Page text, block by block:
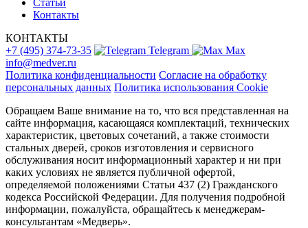
Контакты
КОНТАКТЫ
+7 (495) 374-73-35
Telegram
Max
info@medver.ru
Политика конфиденциальности Согласие на обработку
персональных данных Политика использования Cookie
Обращаем Ваше внимание на то, что вся представленная на
сайте информация, касающаяся комплектаций, технических
характеристик, цветовых сочетаний, а также стоимости
стальных дверей, сроков изготовления и сервисного
обслуживания носит информационный характер и ни при
каких условиях не является публичной офертой,
определяемой положениями Статьи 437 (2) Гражданского
кодекса Российской Федерации. Для получения подробной
информации, пожалуйста, обращайтесь к менеджерам-
консультантам «Медверь».